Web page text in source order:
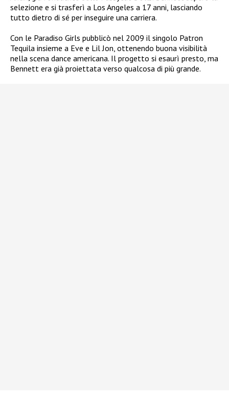
selezione e si trasferì a Los Angeles a 17 anni, lasciando
tutto dietro di sé per inseguire una carriera.
Con le Paradiso Girls pubblicò nel 2009 il singolo Patron
Tequila insieme a Eve e Lil Jon, ottenendo buona visibilità
nella scena dance americana. Il progetto si esaurì presto, ma
Bennett era già proiettata verso qualcosa di più grande.